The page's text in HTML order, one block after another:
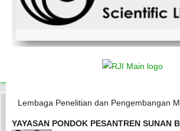
Lembaga Penelitian dan Pengembangan
YAYASAN PONDOK PESANTREN SUNAN